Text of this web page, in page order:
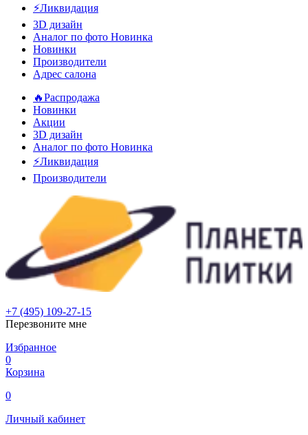
⚡️Ликвидация
3D дизайн
Аналог по фото Новинка
Новинки
Производители
Адрес салона
🔥Распродажа
Новинки
Акции
3D дизайн
Аналог по фото Новинка
⚡Ликвидация
Производители
+7 (495) 109-27-15
Перезвоните мне
Избранное
0
Корзина
0
Личный кабинет